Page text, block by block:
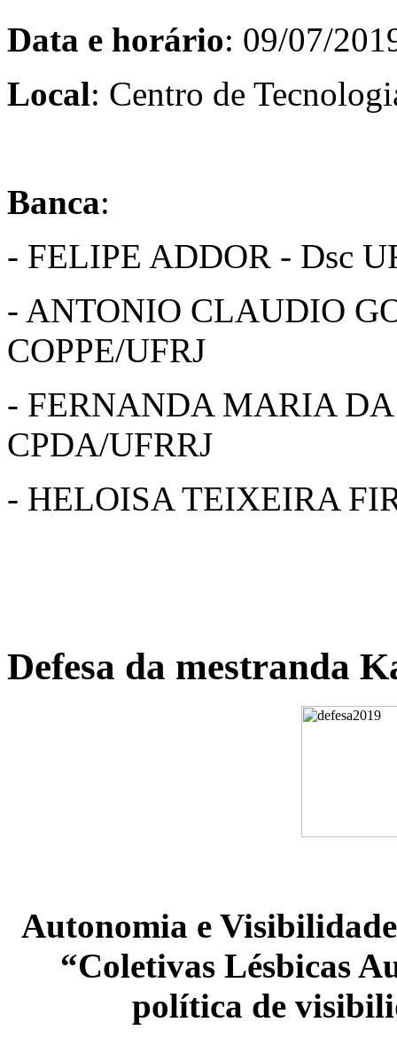
Data e horário: 09/07/
Local: Centro de
Banca:
- FELIPE ADDOR - Dsc
- ANTONIO CLAUDIO
COPPE/UFRJ
- FERNANDA MARIA
CPDA/UFRRJ
- HELOISA TEIXEIRA
Defesa da mestranda
Autonomia e
“Coletivas Lésbicas
política de